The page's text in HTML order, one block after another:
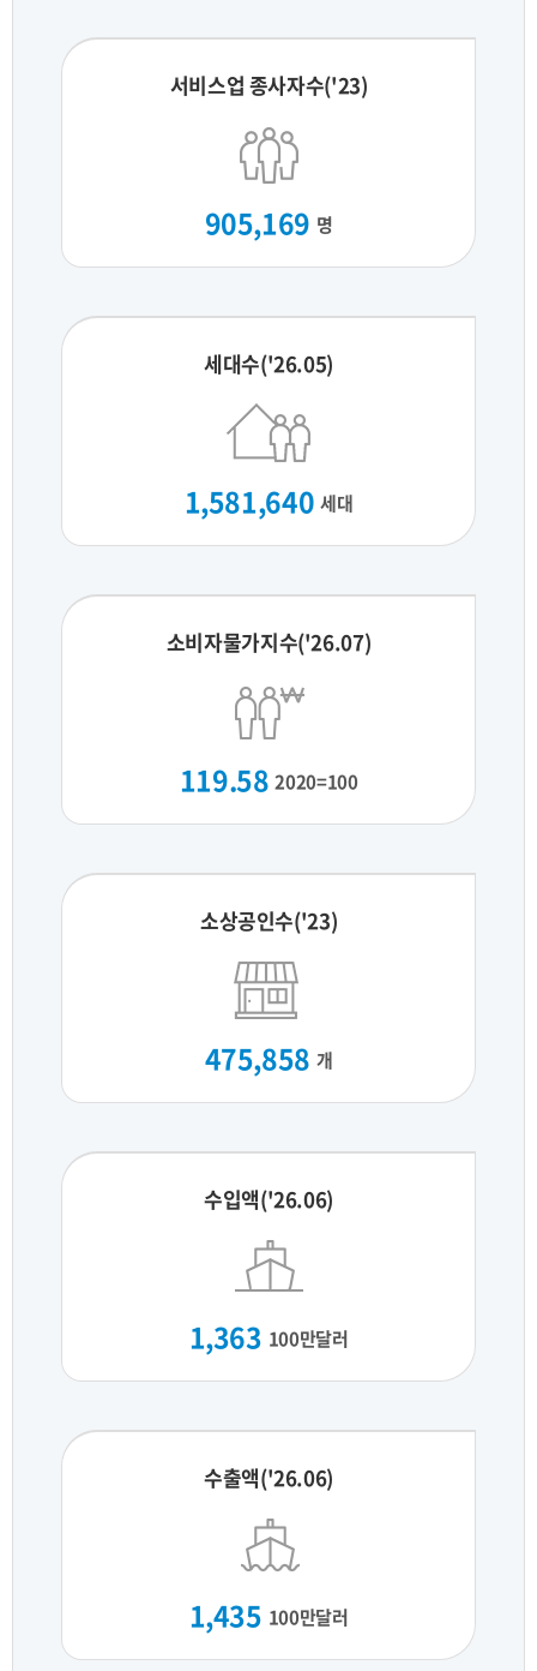
서비스업 종사자수('23)
905,169 명
세대수('26.05)
1,581,640 세대
소비자물가지수('26.07)
119.58 2020=100
소상공인수('23)
475,858 개
수입액('26.06)
1,363 100만달러
수출액('26.06)
1,435 100만달러